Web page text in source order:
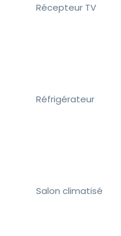
Récepteur TV
Réfrigérateur
Salon climatisé